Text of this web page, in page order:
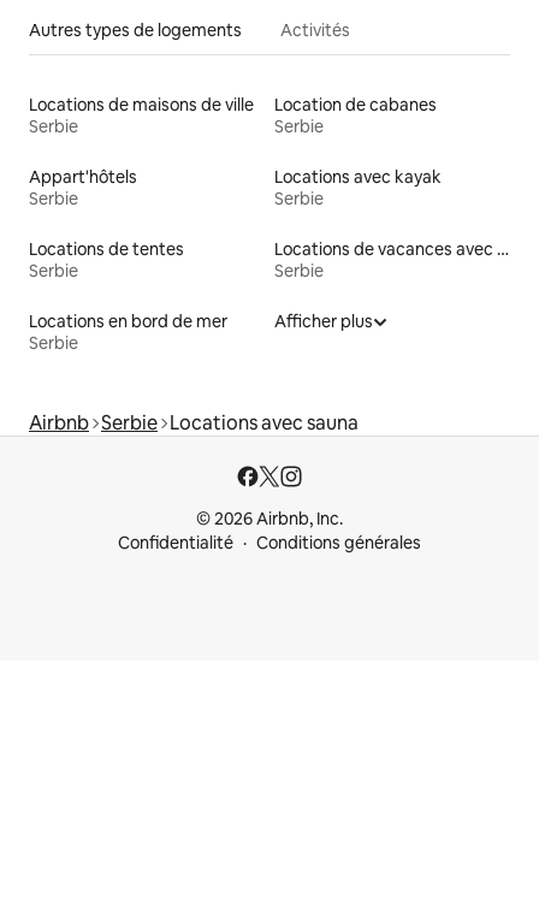
Autres types de logements Activités
Locations de maisons de ville
Serbie
Location de cabanes
Serbie
Appart'hôtels
Serbie
Locations avec kayak
Serbie
Locations de tentes
Serbie
Locations de vacances avec piscine
Serbie
Locations en bord de mer
Serbie
Afficher plus
Airbnb Serbie Locations avec sauna
© 2026 Airbnb, Inc.
Confidentialité
Conditions générales